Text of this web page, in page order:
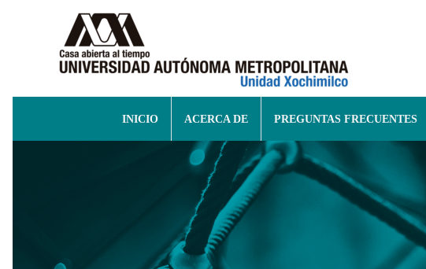
INICIO ACERCA DE PREGUNTAS FRECUENTES